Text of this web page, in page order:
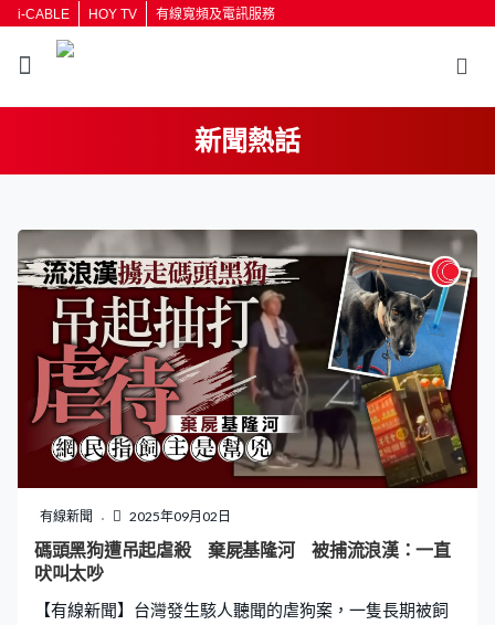
i-CABLE HOY TV 有線寬頻及電訊服務
新聞熱話
有線新聞 2025年09月02日
碼頭黑狗遭吊起虐殺 棄屍基隆河 被捕流浪漢：一直
吠叫太吵
【有線新聞】台灣發生駭人聽聞的虐狗案，一隻長期被飼